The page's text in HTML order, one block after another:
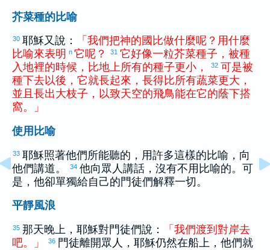
芥菜種的比喻
30 耶穌又說： 「 我們把神的 國 比做什麼呢 ？ 用什麼
比喻來表明 n 它呢 ？ 31 它好像一粒芥菜種子 ， 被種
入地裡的時候 ， 比地上所有的種子更小 ， 32 可是被
種下去以後 ， 它就長起來 ， 長得比所有蔬菜更大 ，
並且 長出大枝子 ， 以致天空的飛鳥能在它的蔭下搭
窩。
」
使用比喻
33 耶穌照著他們所能聽的，用許多這樣的比喻，向
他們講道。
34 他向眾人講話，沒有不用比喻的。可
是，他卻單獨給自己的門徒們解釋一切。
平靜風浪
35 那天晚上，耶穌對門徒們說： 「 我們渡到 對岸去
吧。 」 36 門徒離開眾人，耶穌仍然在船上，他們就